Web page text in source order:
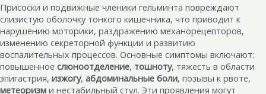
Присоски и подвижные членики гельминта повреждают
слизистую оболочку тонкого кишечника, что приводит к
нарушению моторики, раздражению механорецепторов,
изменению секреторной функции и развитию
воспалительных процессов. Основные симптомы включают:
повышенное слюноотделение, тошноту, тяжесть в области
эпигастрия, изжогу, абдоминальные боли, позывы к рвоте,
метеоризм и нестабильный стул. Эти проявления могут